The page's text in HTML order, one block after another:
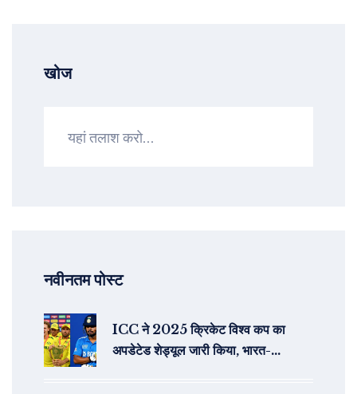
खोज
नवीनतम पोस्ट
ICC ने 2025 क्रिकेट विश्व कप का
अपडेटेड शेड्यूल जारी किया, भारत-